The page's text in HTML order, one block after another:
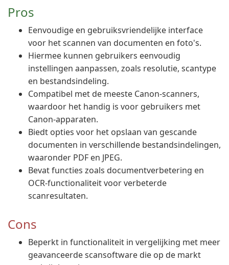
Pros
Eenvoudige en gebruiksvriendelijke interface
voor het scannen van documenten en foto's.
Hiermee kunnen gebruikers eenvoudig
instellingen aanpassen, zoals resolutie, scantype
en bestandsindeling.
Compatibel met de meeste Canon-scanners,
waardoor het handig is voor gebruikers met
Canon-apparaten.
Biedt opties voor het opslaan van gescande
documenten in verschillende bestandsindelingen,
waaronder PDF en JPEG.
Bevat functies zoals documentverbetering en
OCR-functionaliteit voor verbeterde
scanresultaten.
Cons
Beperkt in functionaliteit in vergelijking met meer
geavanceerde scansoftware die op de markt